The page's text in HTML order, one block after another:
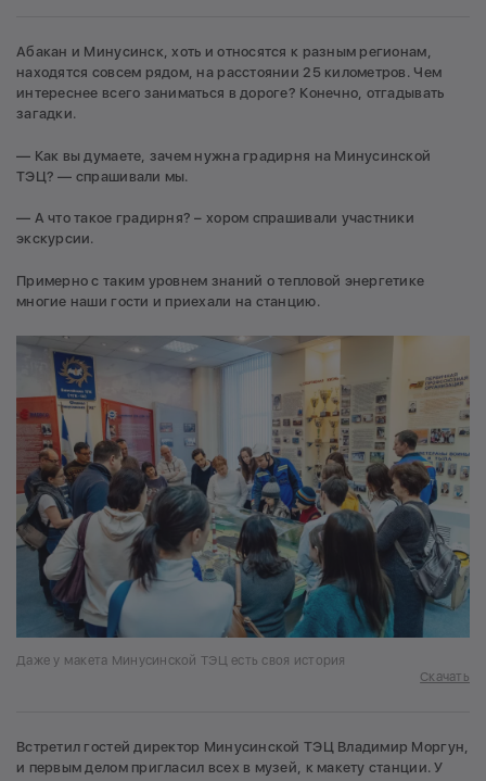
Абакан и Минусинск, хоть и относятся к разным регионам,
находятся совсем рядом, на расстоянии 25 километров. Чем
интереснее всего заниматься в дороге? Конечно, отгадывать
загадки.
— Как вы думаете, зачем нужна градирня на Минусинской
ТЭЦ? — спрашивали мы.
— А что такое градирня? – хором спрашивали участники
экскурсии.
Примерно с таким уровнем знаний о тепловой энергетике
многие наши гости и приехали на станцию.
Даже у макета Минусинской ТЭЦ есть своя история
Скачать
Встретил гостей директор Минусинской ТЭЦ Владимир Моргун,
и первым делом пригласил всех в музей, к макету станции. У